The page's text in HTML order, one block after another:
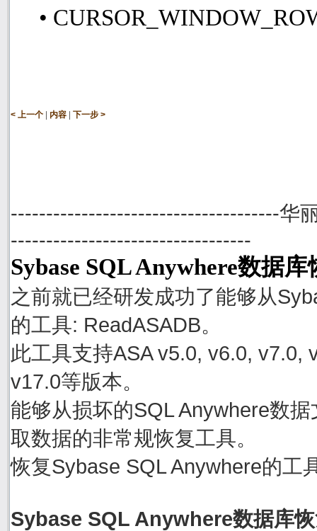
•
< 上一个 | 内容 | 下一步 >
--------------------------------------华
----------------------------------
Sybase SQL Anywhere数据
之前就已经研发成功了能够从
的工具: ReadASADB。
此工具支持ASA v5.0, v6.0, v7.0,
v17.0等版本。
能够从损坏的SQL Anywhere数
取数据的非常规恢复工具。
恢复Sybase SQL Anywhere的工
Sybase SQL Anywhere数据库